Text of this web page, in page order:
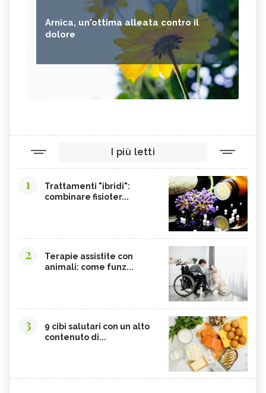
Arnica, un'ottima alleata contro il
dolore
I più letti
1
Trattamenti "ibridi":
combinare fisioter...
2
Terapie assistite con
animali: come funz...
3
9 cibi salutari con un alto
contenuto di...